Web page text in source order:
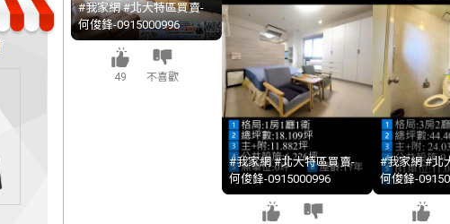
#我家網 #北大特區買賣-
何俊鋒-0915000996
49 不喜歡
#我家網 #北大特區買賣-
何俊鋒-0915000996
#我家網 #北
何俊鋒-